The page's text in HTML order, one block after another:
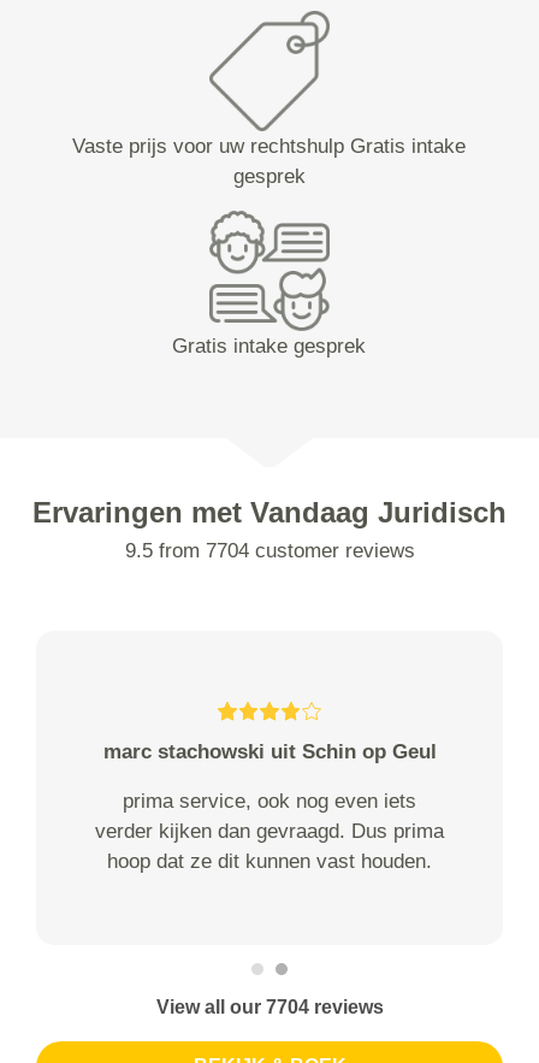
Vaste prijs voor uw rechtshulp Gratis intake
gesprek
Gratis intake gesprek
Ervaringen met Vandaag Juridisch
9.5 from 7704 customer reviews
marc stachowski uit Schin op Geul
prima service, ook nog even iets
verder kijken dan gevraagd. Dus prima
hoop dat ze dit kunnen vast houden.
View all our 7704 reviews